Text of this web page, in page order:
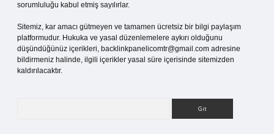
sorumluluğu kabul etmiş sayılırlar.
Sitemiz, kar amacı gütmeyen ve tamamen ücretsiz bir bilgi paylaşım
platformudur. Hukuka ve yasal düzenlemelere aykırı olduğunu
düşündüğünüz içerikleri, backlinkpanelicomtr@gmail.com adresine
bildirmeniz halinde, ilgili içerikler yasal süre içerisinde sitemizden
kaldırılacaktır.